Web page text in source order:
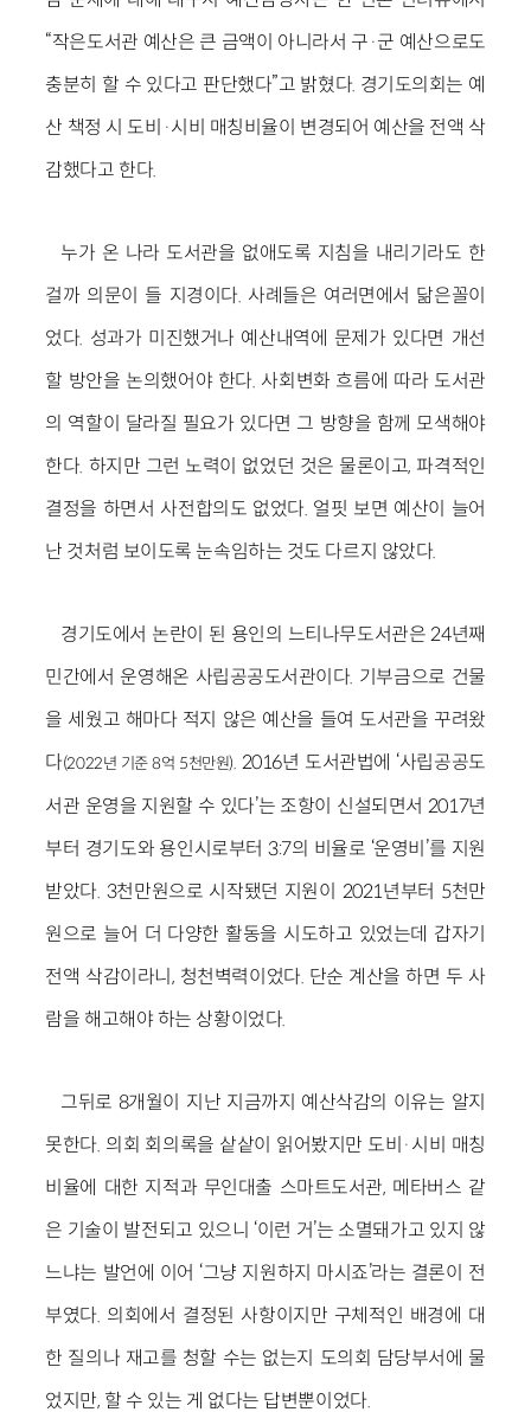
“작은도서관 예산은 큰 금액이 아니라서 구·군 예산으로도
충분히 할 수 있다고 판단했다”고 밝혔다. 경기도의회는 예
산 책정 시 도비·시비 매칭비율이 변경되어 예산을 전액 삭
감했다고 한다.
누가 온 나라 도서관을 없애도록 지침을 내리기라도 한
걸까 의문이 들 지경이다. 사례들은 여러면에서 닮은꼴이
었다. 성과가 미진했거나 예산내역에 문제가 있다면 개선
할 방안을 논의했어야 한다. 사회변화 흐름에 따라 도서관
의 역할이 달라질 필요가 있다면 그 방향을 함께 모색해야
한다. 하지만 그런 노력이 없었던 것은 물론이고, 파격적인
결정을 하면서 사전합의도 없었다. 얼핏 보면 예산이 늘어
난 것처럼 보이도록 눈속임하는 것도 다르지 않았다.
경기도에서 논란이 된 용인의 느티나무도서관은 24년째
민간에서 운영해온 사립공공도서관이다. 기부금으로 건물
을 세웠고 해마다 적지 않은 예산을 들여 도서관을 꾸려왔
다(2022년 기준 8억 5천만원). 2016년 도서관법에 ‘사립공공도
서관 운영을 지원할 수 있다’는 조항이 신설되면서 2017년
부터 경기도와 용인시로부터 3:7의 비율로 ‘운영비’를 지원
받았다. 3천만원으로 시작됐던 지원이 2021년부터 5천만
원으로 늘어 더 다양한 활동을 시도하고 있었는데 갑자기
전액 삭감이라니, 청천벽력이었다. 단순 계산을 하면 두 사
람을 해고해야 하는 상황이었다.
그뒤로 8개월이 지난 지금까지 예산삭감의 이유는 알지
못한다. 의회 회의록을 샅샅이 읽어봤지만 도비·시비 매칭
비율에 대한 지적과 무인대출 스마트도서관, 메타버스 같
은 기술이 발전되고 있으니 ‘이런 거’는 소멸돼가고 있지 않
느냐는 발언에 이어 ‘그냥 지원하지 마시죠’라는 결론이 전
부였다. 의회에서 결정된 사항이지만 구체적인 배경에 대
한 질의나 재고를 청할 수는 없는지 도의회 담당부서에 물
었지만, 할 수 있는 게 없다는 답변뿐이었다.